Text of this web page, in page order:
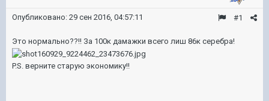
#1
Опубликовано: 29 сен 2016, 04:57:11
Это нормально??!! За 100к дамажки всего лиш 86к серебра!
P.S. верните старую экономику!!